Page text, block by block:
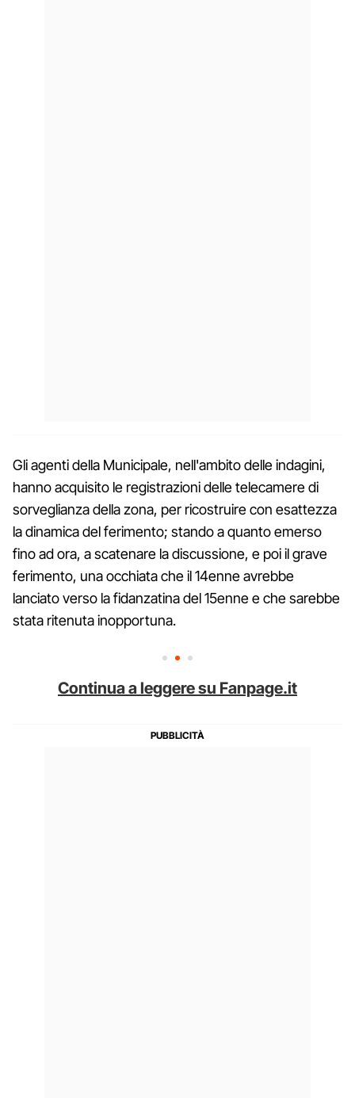
Gli agenti della Municipale, nell'ambito delle indagini,
hanno acquisito le registrazioni delle telecamere di
sorveglianza della zona, per ricostruire con esattezza
la dinamica del ferimento; stando a quanto emerso
fino ad ora, a scatenare la discussione, e poi il grave
ferimento, una occhiata che il 14enne avrebbe
lanciato verso la fidanzatina del 15enne e che sarebbe
stata ritenuta inopportuna.
Continua a leggere su Fanpage.it